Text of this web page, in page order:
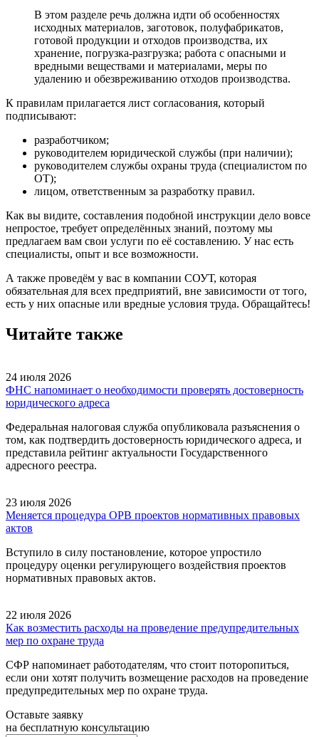
В этом разделе речь должна идти об особенностях
исходных материалов, заготовок, полуфабрикатов,
готовой продукции и отходов производства, их
хранение, погрузка-разгрузка; работа с опасными и
вредными веществами и материалами, меры по
удалению и обезвреживанию отходов производства.
К правилам прилагается лист согласования, который
подписывают:
разработчиком;
руководителем юридической службы (при наличии);
руководителем службы охраны труда (специалистом по
ОТ);
лицом, ответственным за разработку правил.
Как вы видите, составления подобной инструкции дело вовсе
непростое, требует определённых знаний, поэтому мы
предлагаем вам свои услуги по её составлению. У нас есть
специалисты, опыт и все возможности.
А также проведём у вас в компании СОУТ, которая
обязательная для всех предприятий, вне зависимости от того,
есть у них опасные или вредные условия труда. Обращайтесь!
Читайте также
24 июля 2026
ФНС напоминает о необходимости проверять достоверность
юридического адреса
Федеральная налоговая служба опубликовала разъяснения о
том, как подтвердить достоверность юридического адреса, и
представила рейтинг актуальности Государственного
адресного реестра.
23 июля 2026
Меняется процедура ОРВ проектов нормативных правовых
актов
Вступило в силу постановление, которое упростило
процедуру оценки регулирующего воздействия проектов
нормативных правовых актов.
22 июля 2026
Как возместить расходы на проведение предупредительных
мер по охране труда
СФР напоминает работодателям, что стоит поторопиться,
если они хотят получить возмещение расходов на проведение
предупредительных мер по охране труда.
Оставьте заявку
на бесплатную консультацию